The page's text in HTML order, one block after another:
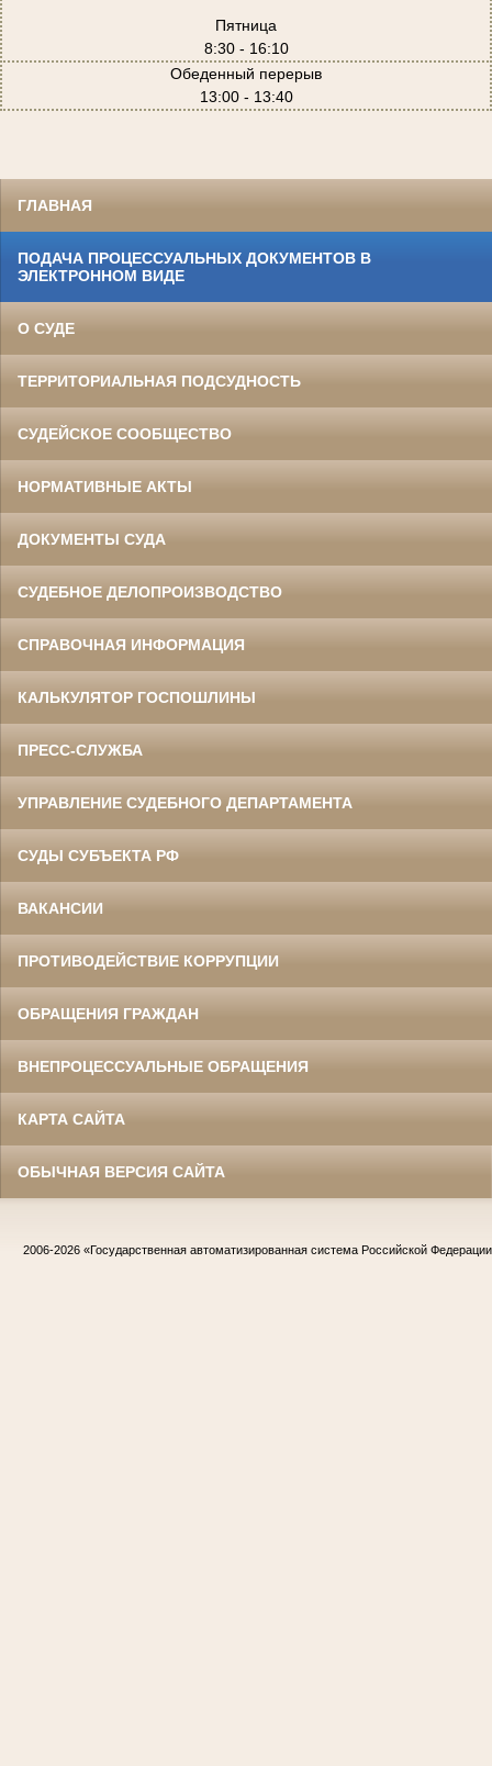
Пятница
8:30 - 16:10
Обеденный перерыв
13:00 - 13:40
ГЛАВНАЯ
ПОДАЧА ПРОЦЕССУАЛЬНЫХ ДОКУМЕНТОВ В
ЭЛЕКТРОННОМ ВИДЕ
О СУДЕ
ТЕРРИТОРИАЛЬНАЯ ПОДСУДНОСТЬ
СУДЕЙСКОЕ СООБЩЕСТВО
НОРМАТИВНЫЕ АКТЫ
ДОКУМЕНТЫ СУДА
СУДЕБНОЕ ДЕЛОПРОИЗВОДСТВО
СПРАВОЧНАЯ ИНФОРМАЦИЯ
КАЛЬКУЛЯТОР ГОСПОШЛИНЫ
ПРЕСС-СЛУЖБА
УПРАВЛЕНИЕ СУДЕБНОГО ДЕПАРТАМЕНТА
СУДЫ СУБЪЕКТА РФ
ВАКАНСИИ
ПРОТИВОДЕЙСТВИЕ КОРРУПЦИИ
ОБРАЩЕНИЯ ГРАЖДАН
ВНЕПРОЦЕССУАЛЬНЫЕ ОБРАЩЕНИЯ
КАРТА САЙТА
ОБЫЧНАЯ ВЕРСИЯ САЙТА
2006-2026 «Государственная автоматизированная система Российской